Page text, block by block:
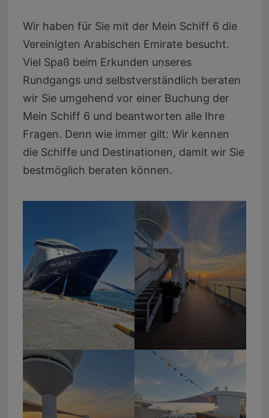
Wir haben für Sie mit der Mein Schiff 6 die
Vereinigten Arabischen Emirate besucht.
Viel Spaß beim Erkunden unseres
Rundgangs und selbstverständlich beraten
wir Sie umgehend vor einer Buchung der
Mein Schiff 6 und beantworten alle Ihre
Fragen. Denn wie immer gilt: Wir kennen
die Schiffe und Destinationen, damit wir Sie
bestmöglich beraten können.